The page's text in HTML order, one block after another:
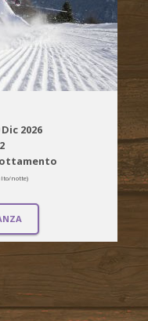
2026
notte)